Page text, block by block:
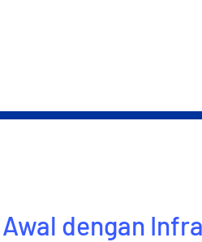
dengan